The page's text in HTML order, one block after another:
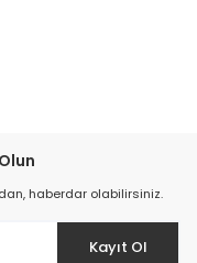
haberdar olabilirsiniz.
Kayıt Ol